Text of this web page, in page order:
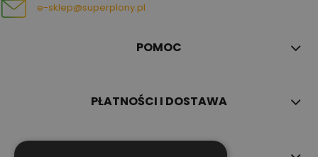
e-sklep@superplony.pl
POMOC
PŁATNOŚCI I DOSTAWA